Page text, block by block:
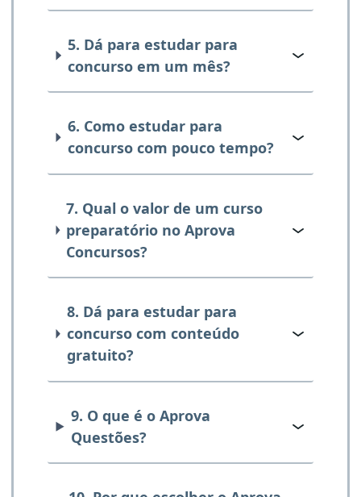
5. Dá para estudar para
concurso em um mês?
6. Como estudar para
concurso com pouco tempo?
7. Qual o valor de um curso
preparatório no Aprova
Concursos?
8. Dá para estudar para
concurso com conteúdo
gratuito?
9. O que é o Aprova
Questões?